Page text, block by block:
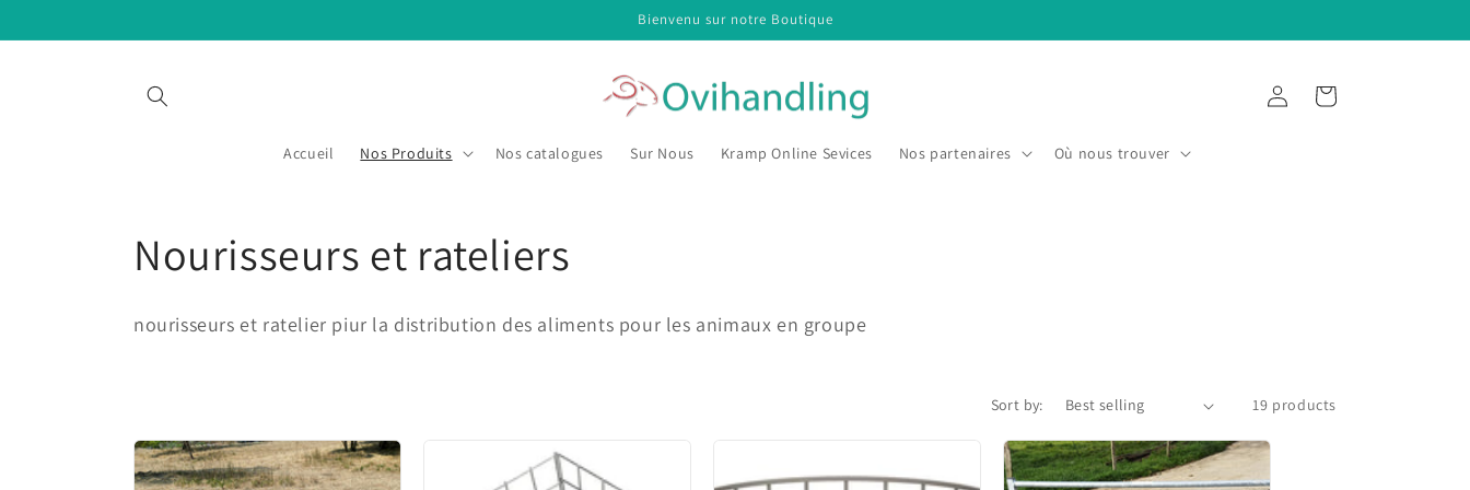
Bienvenu sur notre Boutique
Accueil Nos Produits Nos catalogues Sur Nous Kramp Online Sevices Nos partenaires Où nous trouver
Log
in
Cart
C
o
Nourisseurs et rateliers
nourisseurs et ratelier piur la distribution des aliments pour les animaux en groupe
Sort by: 19 products